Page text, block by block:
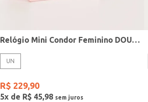
Relógio Mini Condor Feminino DOURADO
UN
R$ 229,90
5x de R$ 45,98